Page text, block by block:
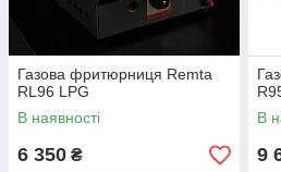
Газова фритюрниця Remta
RL96 LPG
В наявності
6 350 ₴
В
9